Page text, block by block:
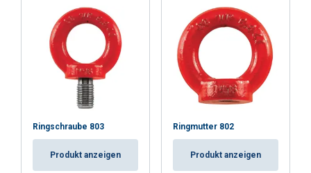
Ringschraube 803
Produkt anzeigen
Ringmutter 802
Produkt anzeigen